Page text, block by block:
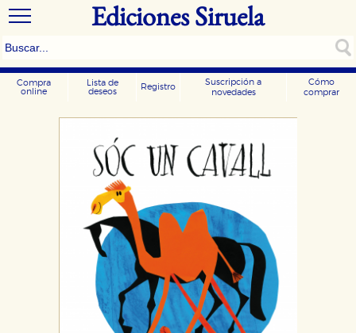
Ediciones Siruela
Compra
online
Lista de
deseos
Registro
Suscripción a
novedades
Cómo
comprar